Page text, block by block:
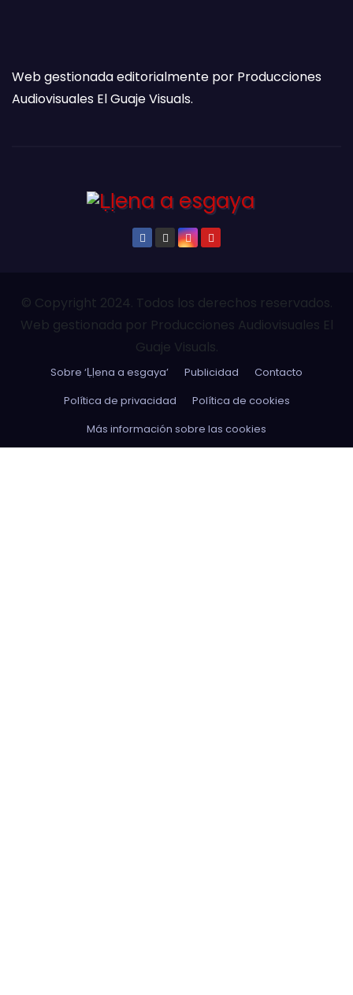
Web gestionada editorialmente por Producciones
Audiovisuales El Guaje Visuals.
© Copyright 2024. Todos los derechos reservados.
Web gestionada por Producciones Audiovisuales El
Guaje Visuals.
Sobre ‘Ḷḷena a esgaya’ Publicidad
Contacto
Política de privacidad
Política de cookies
Más información sobre las cookies